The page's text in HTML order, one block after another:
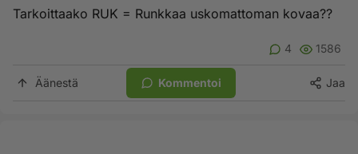
Tarkoittaako RUK = Runkkaa uskomattoman kovaa??
4 1586
Äänestä Kommentoi Jaa